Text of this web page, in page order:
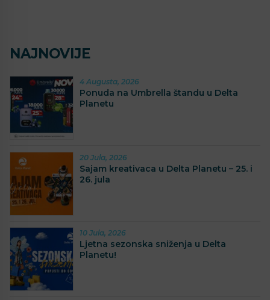
NAJNOVIJE
4 Augusta, 2026
Ponuda na Umbrella štandu u Delta
Planetu
20 Jula, 2026
Sajam kreativaca u Delta Planetu – 25. i
26. jula
10 Jula, 2026
Ljetna sezonska sniženja u Delta
Planetu!